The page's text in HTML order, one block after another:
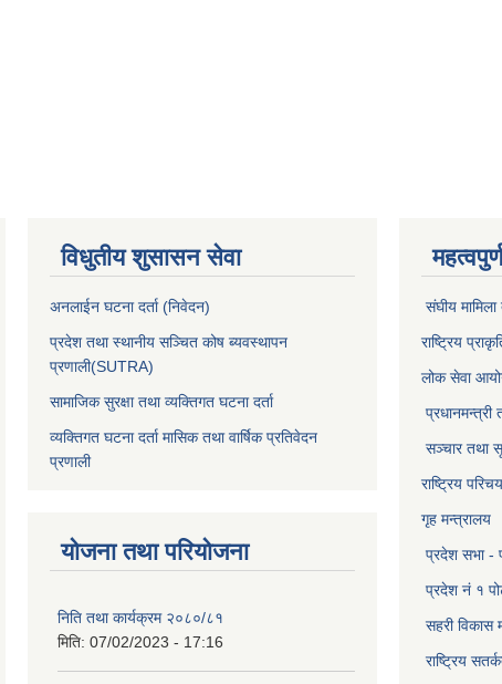
विधुतीय शुसासन सेवा
अनलाईन घटना दर्ता (निवेदन)
प्रदेश तथा स्थानीय सञ्चित कोष ब्यवस्थापन
प्रणाली(SUTRA)
सामाजिक सुरक्षा तथा व्यक्तिगत घटना दर्ता
व्यक्तिगत घटना दर्ता मासिक तथा वार्षिक प्रतिवेदन
प्रणाली
योजना तथा परियोजना
निति तथा कार्यक्रम २०८०/८१
मिति: 07/02/2023 - 17:16
संघीय
राष्ट्रिय
लोक सेवा
प्रधानमन्त्री
सञ्‍चार तथा
राष्ट्रिय
गृह मन्त्रालय
प्रदेश सभा -
प्रदेश नं १
सहरी विकास
राष्ट्रिय